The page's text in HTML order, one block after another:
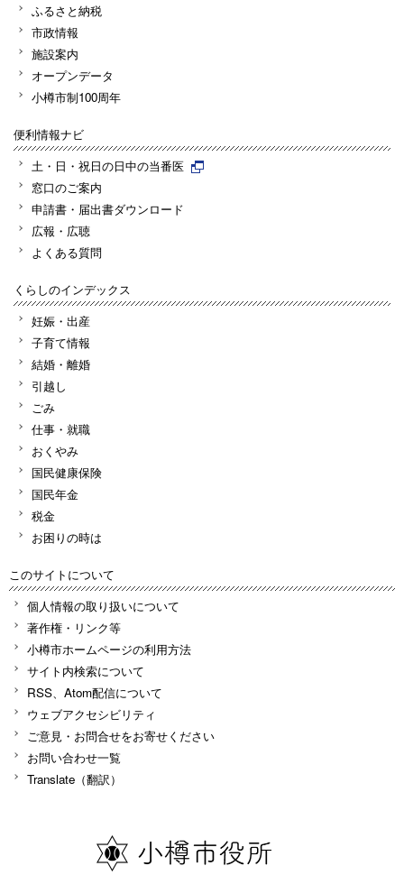
ふるさと納税
市政情報
施設案内
オープンデータ
小樽市制100周年
便利情報ナビ
土・日・祝日の日中の当番医
窓口のご案内
申請書・届出書ダウンロード
広報・広聴
よくある質問
くらしのインデックス
妊娠・出産
子育て情報
結婚・離婚
引越し
ごみ
仕事・就職
おくやみ
国民健康保険
国民年金
税金
お困りの時は
このサイトについて
個人情報の取り扱いについて
著作権・リンク等
小樽市ホームページの利用方法
サイト内検索について
RSS、Atom配信について
ウェブアクセシビリティ
ご意見・お問合せをお寄せください
お問い合わせ一覧
Translate（翻訳）